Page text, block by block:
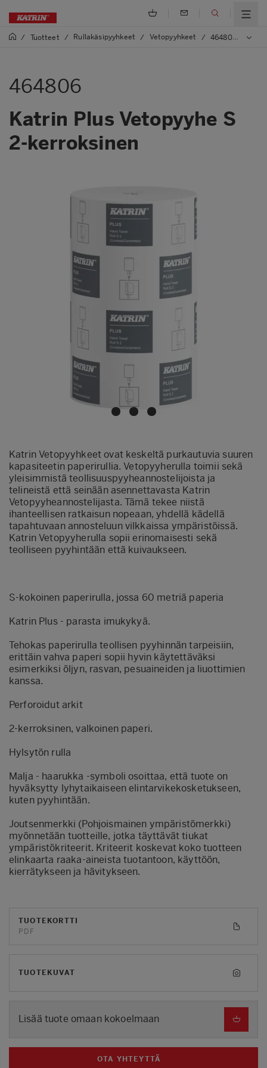
/ Tuotteet / Rullakäsipyyhkeet / Vetopyyhkeet / 464806 Katrin Plus Vetopyyhe S 2-kerroksinen
464806
Katrin Plus Vetopyyhe S
2-kerroksinen
Katrin Vetopyyhkeet ovat keskeltä purkautuvia suuren
kapasiteetin paperirullia. Vetopyyherulla toimii sekä
yleisimmistä teollisuuspyyheannostelijoista ja
telineistä että seinään asennettavasta Katrin
Vetopyyheannostelijasta. Tämä tekee niistä
ihanteellisen ratkaisun nopeaan, yhdellä kädellä
tapahtuvaan annosteluun vilkkaissa ympäristöissä.
Katrin Vetopyyherulla sopii erinomaisesti sekä
teolliseen pyyhintään että kuivaukseen.
S‑kokoinen paperirulla, jossa 60 metriä paperia
Katrin Plus - parasta imukykyä.
Tehokas paperirulla teollisen pyyhinnän tarpeisiin,
erittäin vahva paperi sopii hyvin käytettäväksi
esimerkiksi öljyn, rasvan, pesuaineiden ja liuottimien
kanssa.
Perforoidut arkit
2‑kerroksinen, valkoinen paperi.
Hylsytön rulla
Malja - haarukka ‑symboli osoittaa, että tuote on
hyväksytty lyhytaikaiseen elintarvikekosketukseen,
kuten pyyhintään.
Joutsenmerkki (Pohjoismainen ympäristömerkki)
myönnetään tuotteille, jotka täyttävät tiukat
ympäristökriteerit. Kriteerit koskevat koko tuotteen
elinkaarta raaka‑aineista tuotantoon, käyttöön,
kierrätykseen ja hävitykseen.
TUOTEKORTTI
PDF
TUOTEKUVAT
Lisää tuote omaan kokoelmaan
OTA YHTEYTTÄ